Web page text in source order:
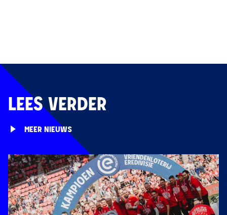
LEES VERDER
MEER NIEUWS